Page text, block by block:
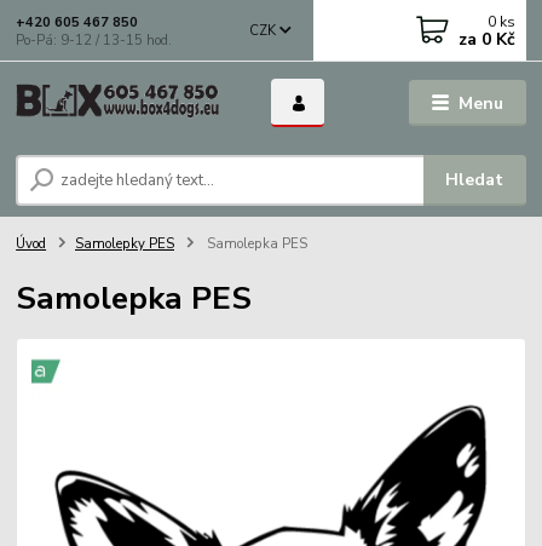
Menu
CZK
Hledat
+420 605 467 850
Po-Pá: 9-12 / 13-15 hod.
0 ks
za 0 Kč
Úvod Samolepky PES Samolepka PES
Samolepka PES